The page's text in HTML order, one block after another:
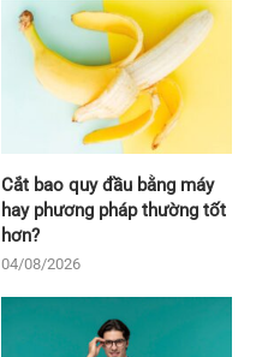
Cắt bao quy đầu bằng máy
hay phương pháp thường tốt
hơn?
04/08/2026